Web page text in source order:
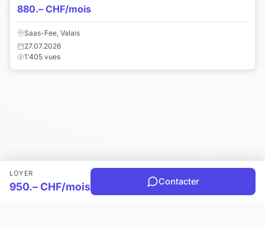
880.– CHF/mois
Saas-Fee, Valais
27.07.2026
1'405 vues
LOYER
950.– CHF/mois Contacter